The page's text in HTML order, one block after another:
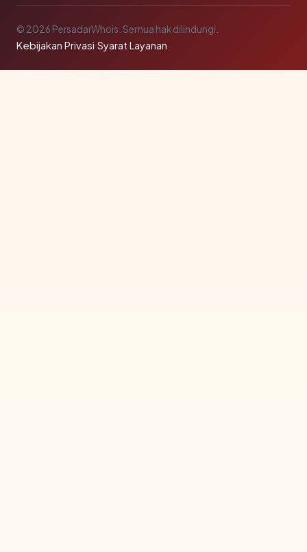
© 2026 PersadarWhois. Semua hak dilindungi.
Kebijakan Privasi·Syarat Layanan